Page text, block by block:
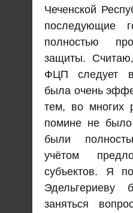
Чеченской
последующие
полностью
защиты.
ФЦП следует
была очень
тем, во многих
помине не
были
учётом
субъектов. Я
Эдельгериеву
заняться